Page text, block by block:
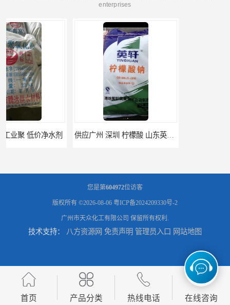
enterprises
供应广州 深圳 柠檬酸 山东英轩柠檬酸 二水柠檬酸 供应碳酸 工业小苏打
供应湖北双环纯碱 碳酸 高含量纯碱 供应 广东广西 工业白糖 污水处理
您是第604972位访客
版权所有 ©2026-08-06 粤ICP备2024209330号-2
广州市天众化工有限公司 保留所有权利.
技术支持： 八方资源网 免责声明 管理员入口 网站地图
首页 产品分类 热线电话 在线咨询